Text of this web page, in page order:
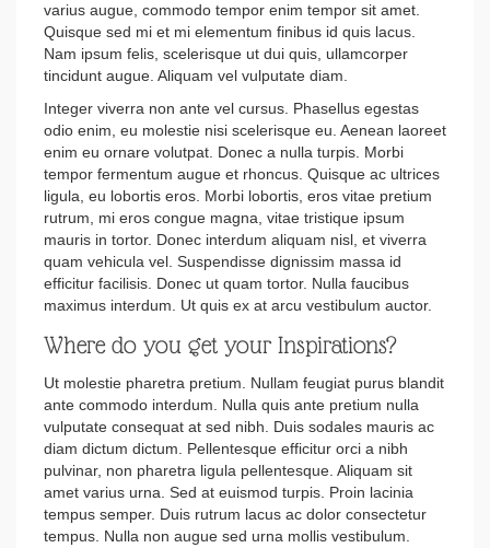
varius augue, commodo tempor enim tempor sit amet.
Quisque sed mi et mi elementum finibus id quis lacus.
Nam ipsum felis, scelerisque ut dui quis, ullamcorper
tincidunt augue. Aliquam vel vulputate diam.
Integer viverra non ante vel cursus. Phasellus egestas
odio enim, eu molestie nisi scelerisque eu. Aenean laoreet
enim eu ornare volutpat. Donec a nulla turpis. Morbi
tempor fermentum augue et rhoncus. Quisque ac ultrices
ligula, eu lobortis eros. Morbi lobortis, eros vitae pretium
rutrum, mi eros congue magna, vitae tristique ipsum
mauris in tortor. Donec interdum aliquam nisl, et viverra
quam vehicula vel. Suspendisse dignissim massa id
efficitur facilisis. Donec ut quam tortor. Nulla faucibus
maximus interdum. Ut quis ex at arcu vestibulum auctor.
Where do you get your Inspirations?
Ut molestie pharetra pretium. Nullam feugiat purus blandit
ante commodo interdum. Nulla quis ante pretium nulla
vulputate consequat at sed nibh. Duis sodales mauris ac
diam dictum dictum. Pellentesque efficitur orci a nibh
pulvinar, non pharetra ligula pellentesque. Aliquam sit
amet varius urna. Sed at euismod turpis. Proin lacinia
tempus semper. Duis rutrum lacus ac dolor consectetur
tempus. Nulla non augue sed urna mollis vestibulum.